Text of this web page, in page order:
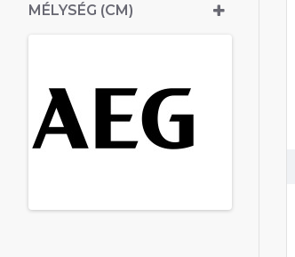
MÉLYSÉG (CM)